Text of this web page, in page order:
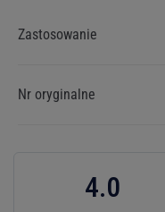
Zastosowanie
Nr oryginalne
4.0